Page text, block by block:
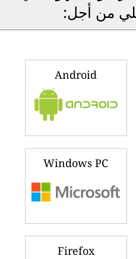
من أجل:
Android
Windows PC
Firefox